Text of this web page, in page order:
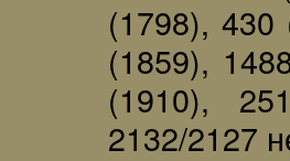
(1798),
(1859),
(1910),
2132/2127